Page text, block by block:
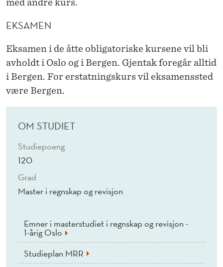
med andre kurs.
EKSAMEN
Eksamen i de åtte obligatoriske kursene vil bli
avholdt i Oslo og i Bergen. Gjentak foregår alltid
i Bergen. For erstatningskurs vil eksamenssted
være Bergen.
OM STUDIET
Studiepoeng
120
Grad
Master i regnskap og revisjon
Emner i masterstudiet i regnskap og revisjon -
1-årig Oslo
Studieplan MRR